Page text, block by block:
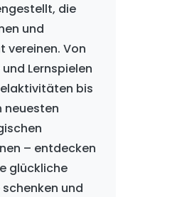
die
und
vereinen. Von
Lernspielen
bis
neuesten
– entdecken
glückliche
und